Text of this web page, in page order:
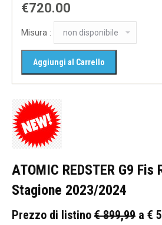
€720.00
Misura :
ATOMIC REDSTER G9 Fis
Stagione 2023/2024
Prezzo di listino € 899,99 a €